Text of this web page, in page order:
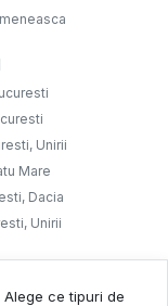
Unirii
Mare
Dacia
Unirii
Alege ce tipuri de